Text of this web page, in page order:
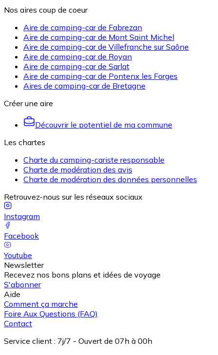
Nos aires coup de coeur
Aire de camping-car de Fabrezan
Aire de camping-car de Mont Saint Michel
Aire de camping-car de Villefranche sur Saône
Aire de camping-car de Royan
Aire de camping-car de Sarlat
Aire de camping-car de Pontenx les Forges
Aires de camping-car de Bretagne
Créer une aire
Découvrir le potentiel de ma commune
Les chartes
Charte du camping-cariste responsable
Charte de modération des avis
Charte de modération des données personnelles
Retrouvez-nous sur les réseaux sociaux
Instagram
Facebook
Youtube
Newsletter
Recevez nos bons plans et idées de voyage
S'abonner
Aide
Comment ça marche
Foire Aux Questions (FAQ)
Contact
Service client : 7j/7 - Ouvert de 07h à 00h